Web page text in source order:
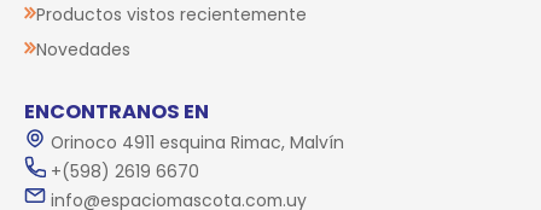
Productos vistos recientemente
Novedades
ENCONTRANOS EN
Orinoco 4911 esquina Rimac, Malvín
+(598) 2619 6670
info@espaciomascota.com.uy